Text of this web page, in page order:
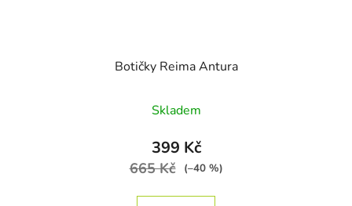
Botičky Reima Antura
Skladem
399 Kč
665 Kč (–40 %)